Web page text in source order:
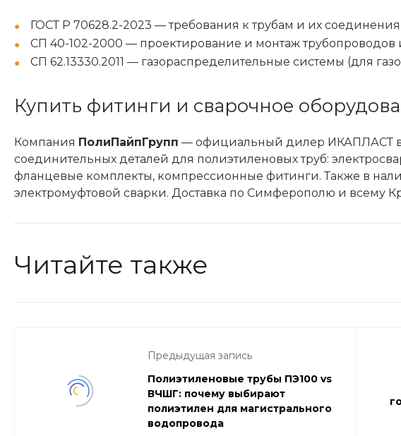
ГОСТ Р 70628.2-2023 — требования к трубам и их
СП 40-102-2000 — проектирование и монтаж
СП 62.13330.2011 — газораспределительные системы (для
Купить фитинги и сварочное
Компания ПолиПайпГрупп — официальный дилер ИКАПЛАСТ в
соединительных деталей для полиэтиленовых труб:
фланцевые комплекты, компрессионные фитинги. Также в
электромуфтовой сварки. Доставка по Симферополю и всему
Читайте также
Предыдущая запись
Полиэтиленовые трубы ПЭ100 vs
ВЧШГ: почему выбирают
полиэтилен для магистрального
водопровода